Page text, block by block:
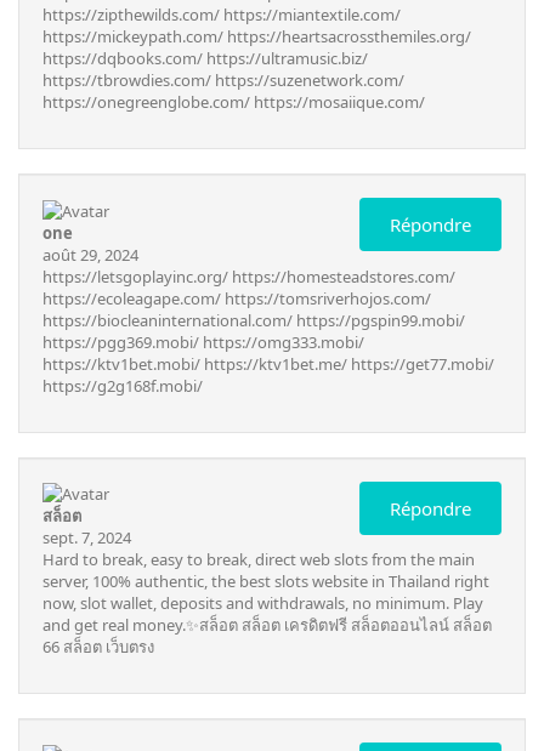
https://zipthewilds.com/ https://miantextile.com/
https://mickeypath.com/ https://heartsacrossthemiles.org/
https://dqbooks.com/ https://ultramusic.biz/
https://tbrowdies.com/ https://suzenetwork.com/
https://onegreenglobe.com/ https://mosaiique.com/
Répondre
one
août 29, 2024
https://letsgoplayinc.org/ https://homesteadstores.com/
https://ecoleagape.com/ https://tomsriverhojos.com/
https://biocleaninternational.com/ https://pgspin99.mobi/
https://pgg369.mobi/ https://omg333.mobi/
https://ktv1bet.mobi/ https://ktv1bet.me/ https://get77.mobi/
https://g2g168f.mobi/
Répondre
สล็อต
sept. 7, 2024
Hard to break, easy to break, direct web slots from the main
server, 100% authentic, the best slots website in Thailand right
now, slot wallet, deposits and withdrawals, no minimum. Play
and get real money.✨สล็อต สล็อต เครดิตฟรี สล็อตออนไลน์ สล็อต
66 สล็อต เว็บตรง